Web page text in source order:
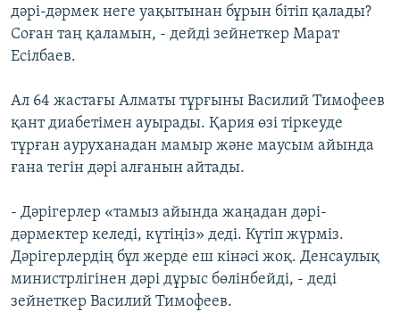
дәрі-дәрмек неге уақытынан бұрын бітіп қалады?
Соған таң қаламын, - дейді зейнеткер Марат
Есілбаев.
Ал 64 жастағы Алматы тұрғыны Василий Тимофеев
қант диабетімен ауырады. Қария өзі тіркеуде
тұрған ауруханадан мамыр және маусым айында
ғана тегін дәрі алғанын айтады.
- Дәрігерлер «тамыз айында жаңадан дәрі-
дәрмектер келеді, күтіңіз» деді. Күтіп жүрміз.
Дәрігерлердің бұл жерде еш кінәсі жоқ. Денсаулық
министрлігінен дәрі дұрыс бөлінбейді, - деді
зейнеткер Василий Тимофеев.